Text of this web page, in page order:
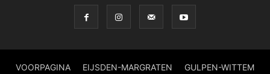
VOORPAGINA EIJSDEN-MARGRATEN GULPEN-WITTEM